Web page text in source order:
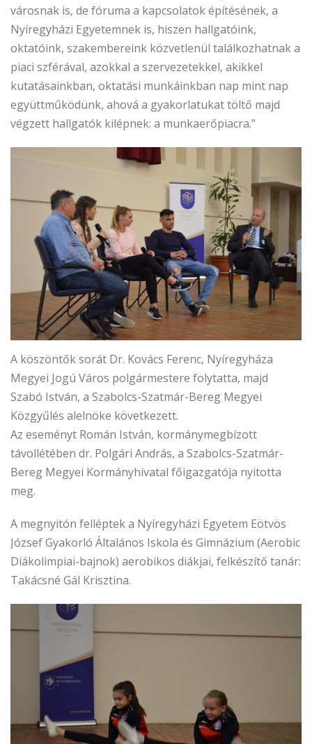
városnak is, de fóruma a kapcsolatok építésének, a
Nyíregyházi Egyetemnek is, hiszen hallgatóink,
oktatóink, szakembereink közvetlenül találkozhatnak a
piaci szférával, azokkal a szervezetekkel, akikkel
kutatásainkban, oktatási munkáinkban nap mint nap
együttműködünk, ahová a gyakorlatukat töltő majd
végzett hallgatók kilépnek: a munkaerőpiacra.”
A köszöntők sorát Dr. Kovács Ferenc, Nyíregyháza
Megyei Jogú Város polgármestere folytatta, majd
Szabó István, a Szabolcs-Szatmár-Bereg Megyei
Közgyűlés alelnöke következett.
Az eseményt Román István, kormánymegbízott
távollétében dr. Polgári András, a Szabolcs-Szatmár-
Bereg Megyei Kormányhivatal főigazgatója nyitotta
meg.
A megnyitón felléptek a Nyíregyházi Egyetem Eötvös
József Gyakorló Általános Iskola és Gimnázium (Aerobic
Diákolimpiai-bajnok) aerobikos diákjai, felkészítő tanár:
Takácsné Gál Krisztina.